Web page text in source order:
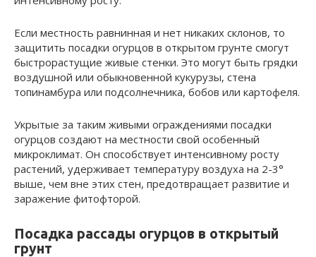
Если местность равнинная и нет никаких склонов, то
защитить посадки огурцов в открытом грунте смогут
быстрорастущие живые стенки. Это могут быть грядки
воздушной или обыкновенной кукурузы, стена
топинамбура или подсолнечника, бобов или картофеля.
Укрытые за таким живыми ограждениями посадки
огурцов создают на местности свой особенный
микроклимат. Он способствует интенсивному росту
растений, удерживает температуру воздуха на 2-3°
выше, чем вне этих стен, предотвращает развитие и
заражение фитофторой.
Посадка рассады огурцов в открытый
грунт